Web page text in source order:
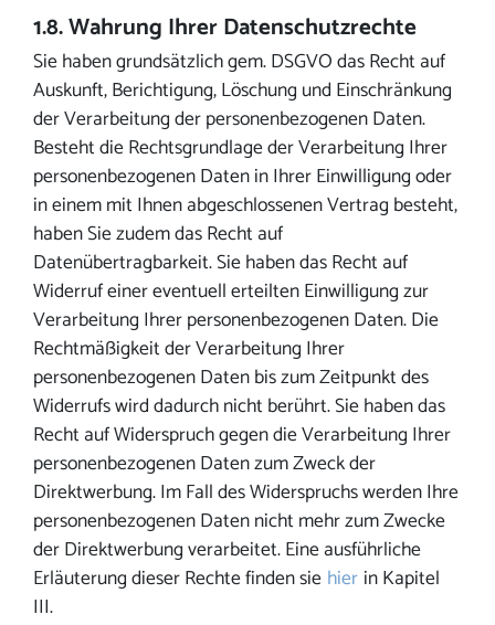
1.8. Wahrung Ihrer Datenschutzrechte
Sie haben grundsätzlich gem. DSGVO das Recht auf
Auskunft, Berichtigung, Löschung und Einschränkung
der Verarbeitung der personenbezogenen Daten.
Besteht die Rechtsgrundlage der Verarbeitung Ihrer
personenbezogenen Daten in Ihrer Einwilligung oder
in einem mit Ihnen abgeschlossenen Vertrag besteht,
haben Sie zudem das Recht auf
Datenübertragbarkeit. Sie haben das Recht auf
Widerruf einer eventuell erteilten Einwilligung zur
Verarbeitung Ihrer personenbezogenen Daten. Die
Rechtmäßigkeit der Verarbeitung Ihrer
personenbezogenen Daten bis zum Zeitpunkt des
Widerrufs wird dadurch nicht berührt. Sie haben das
Recht auf Widerspruch gegen die Verarbeitung Ihrer
personenbezogenen Daten zum Zweck der
Direktwerbung. Im Fall des Widerspruchs werden Ihre
personenbezogenen Daten nicht mehr zum Zwecke
der Direktwerbung verarbeitet. Eine ausführliche
Erläuterung dieser Rechte finden sie hier in Kapitel
III.